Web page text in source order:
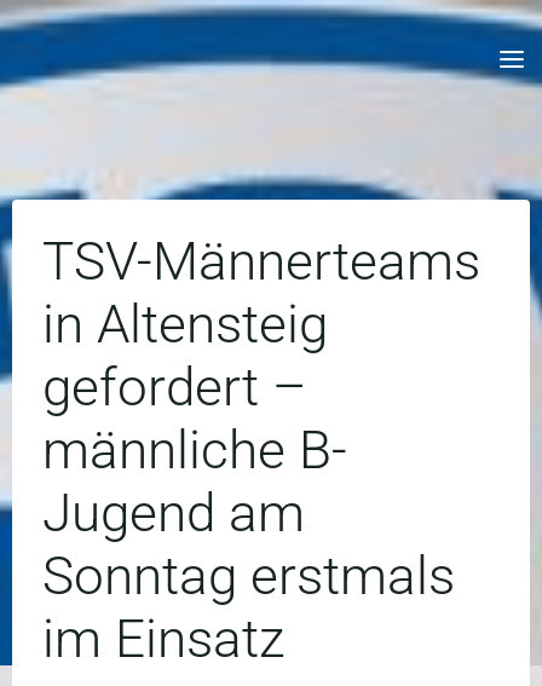
Skip
TSV-Männerteams
in Altensteig
gefordert –
männliche B-
Jugend am
Sonntag erstmals
im Einsatz